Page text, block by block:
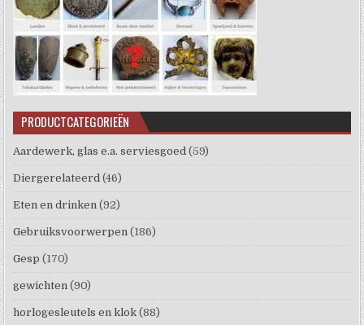
PRODUCTCATEGORIEËN
Aardewerk, glas e.a. serviesgoed (59)
Diergerelateerd (46)
Eten en drinken (92)
Gebruiksvoorwerpen (186)
Gesp (170)
gewichten (90)
horlogesleutels en klok (88)